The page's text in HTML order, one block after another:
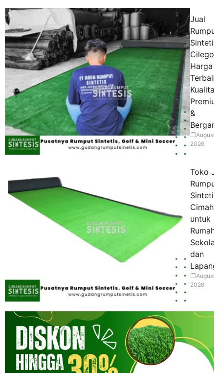
Jual
Rumput
Sintetis
Cilegon
Harga
Terbaik,
Kualitas
&
August
2026
Toko
Rumput
Sintetis
Cimahi
untuk
Rumah,
dan
August
2026